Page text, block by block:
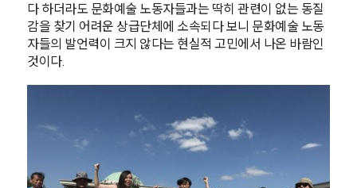
다 하더라도 문화예술 노동자들과는 딱히 관련이 없는 동질
감을 찾기 어려운 상급단체에 소속되다 보니 문화예술 노동
자들의 발언력이 크지 않다는 현실적 고민에서 나온 바람인
것이다.